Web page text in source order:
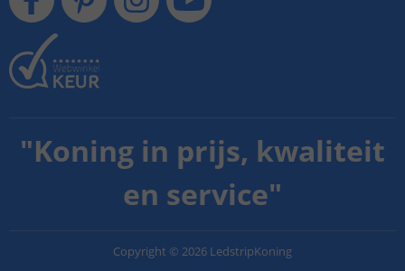
"Koning in prijs, kwaliteit
en service"
Copyright © 2026 LedstripKoning